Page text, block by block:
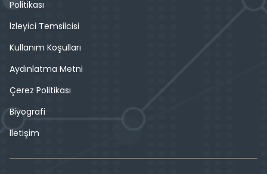
Politikası
İzleyici Temsilcisi
Kullanım Koşulları
Aydınlatma Metni
Çerez Politikası
Biyografi
İletişim